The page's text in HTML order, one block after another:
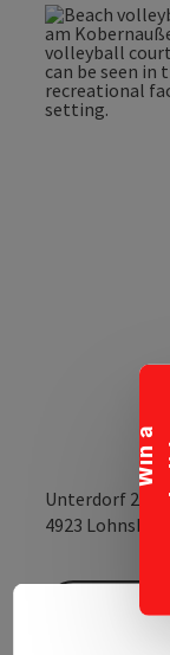
W
i
n
a
h
o
l
i
d
a
Unterdorf 2
4923
Send